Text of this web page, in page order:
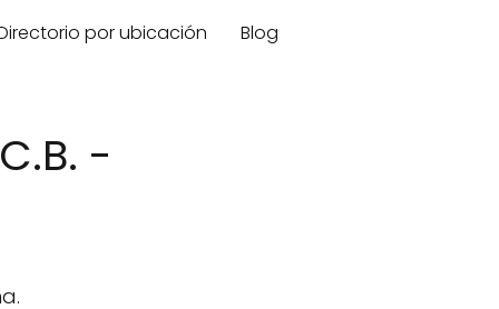
por ubicación Blog
-